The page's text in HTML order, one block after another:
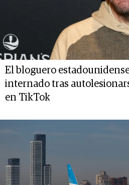
El bloguero
internado tras
en TikTok